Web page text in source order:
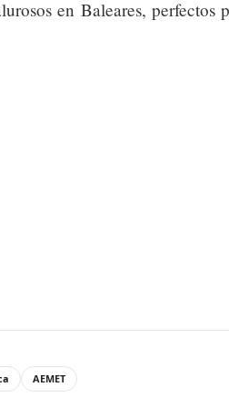
en Baleares, perfectos
AEMET